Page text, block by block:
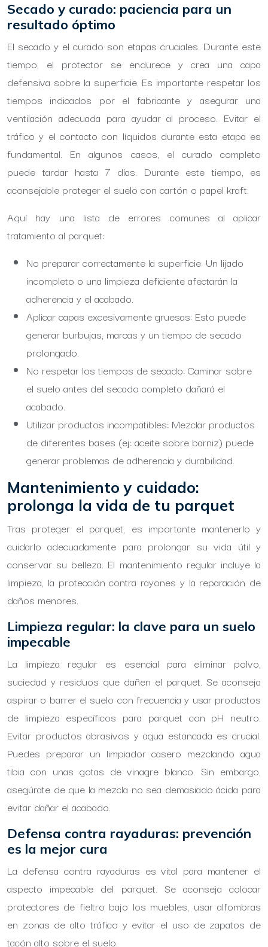
Secado y curado: paciencia para un
resultado óptimo
El secado y el curado son etapas cruciales. Durante este
tiempo, el protector se endurece y crea una capa
defensiva sobre la superficie. Es importante respetar los
tiempos indicados por el fabricante y asegurar una
ventilación adecuada para ayudar al proceso. Evitar el
tráfico y el contacto con líquidos durante esta etapa es
fundamental. En algunos casos, el curado completo
puede tardar hasta 7 días. Durante este tiempo, es
aconsejable proteger el suelo con cartón o papel kraft.
Aquí hay una lista de errores comunes al aplicar
tratamiento al parquet:
No preparar correctamente la superficie: Un lijado
incompleto o una limpieza deficiente afectarán la
adherencia y el acabado.
Aplicar capas excesivamente gruesas: Esto puede
generar burbujas, marcas y un tiempo de secado
prolongado.
No respetar los tiempos de secado: Caminar sobre
el suelo antes del secado completo dañará el
acabado.
Utilizar productos incompatibles: Mezclar productos
de diferentes bases (ej: aceite sobre barniz) puede
generar problemas de adherencia y durabilidad.
Mantenimiento y cuidado:
prolonga la vida de tu parquet
Tras proteger el parquet, es importante mantenerlo y
cuidarlo adecuadamente para prolongar su vida útil y
conservar su belleza. El mantenimiento regular incluye la
limpieza, la protección contra rayones y la reparación de
daños menores.
Limpieza regular: la clave para un suelo
impecable
La limpieza regular es esencial para eliminar polvo,
suciedad y residuos que dañen el parquet. Se aconseja
aspirar o barrer el suelo con frecuencia y usar productos
de limpieza específicos para parquet con pH neutro.
Evitar productos abrasivos y agua estancada es crucial.
Puedes preparar un limpiador casero mezclando agua
tibia con unas gotas de vinagre blanco. Sin embargo,
asegúrate de que la mezcla no sea demasiado ácida para
evitar dañar el acabado.
Defensa contra rayaduras: prevención
es la mejor cura
La defensa contra rayaduras es vital para mantener el
aspecto impecable del parquet. Se aconseja colocar
protectores de fieltro bajo los muebles, usar alfombras
en zonas de alto tráfico y evitar el uso de zapatos de
tacón alto sobre el suelo.